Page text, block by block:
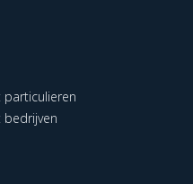
particulieren
bedrijven